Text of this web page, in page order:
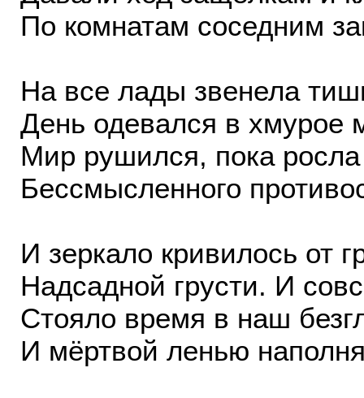
По комнатам соседним
На все лады звенела
День одевался в хмурое
Мир рушился, пока росла
Бессмысленного
И зеркало кривилось от
Надсадной грусти. И
Стояло время в наш
И мёртвой ленью